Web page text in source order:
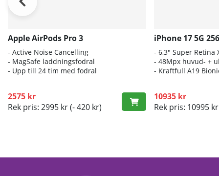
Apple AirPods Pro 3
- Active Noise Cancelling
- MagSafe laddningsfodral
- Upp till 24 tim med fodral
2575 kr
Rek pris: 2995 kr(- 420 kr)
iPhone 17 5G
- 6,3" Super Retina
- 48Mpx huvud- +
- Kraftfull A19
10935 kr
Rek pris: 10995 kr